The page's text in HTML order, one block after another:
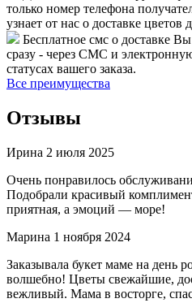
только номер телефона
узнает от нас о доставке цветов
Бесплатное смс о доставке Вы
сразу - через СМС и
статусах вашего заказа.
Все преимущества
Отзывы
Ирина 2 июля 2025
Очень понравилось
Подобрали красивый
приятная, а эмоций — море!
Марина 1 ноября 2024
Заказывала букет маме на день
волшебно! Цветы свежайшие,
вежливый. Мама в восторге,